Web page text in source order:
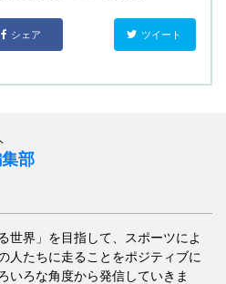
シェア ツイート
部
世界」を目指して、スポーツによ
人たちに走ることをポジティブに
いろな角度から発信していきま